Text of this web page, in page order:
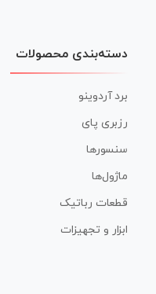
دسته‌بندی محصولات
برد آردوینو
رزبری پای
سنسورها
ماژول‌ها
قطعات رباتیک
ابزار و تجهیزات